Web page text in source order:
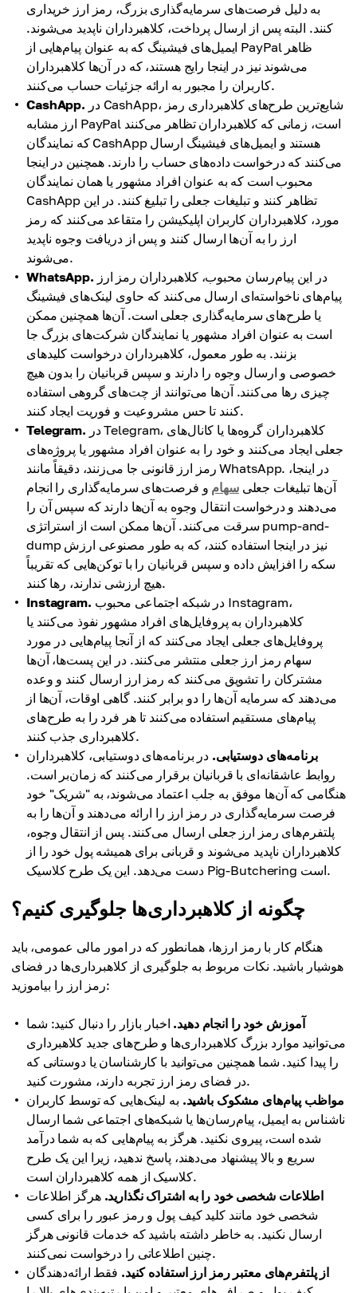
به دلیل فرصت‌های سرمایه‌گذاری بزرگ، رمز ارز خریداری
کنند. البته پس از ارسال پرداخت، کلاهبرداران ناپدید می‌شوند.
ایمیل‌های فیشینگ که به عنوان پیام‌هایی از PayPal ظاهر
می‌شوند نیز در اینجا رایج هستند، که در آن‌ها کلاهبرداران
کاربران را مجبور به ارائه جزئیات حساب می‌کنند.
CashApp.
ارز مشابه PayPal است، زمانی که کلاهبرداران تظاهر می‌کنند
که نمایندگان CashApp هستند و ایمیل‌های فیشینگ ارسال
می‌کنند که درخواست داده‌های حساب را دارند. همچنین در اینجا
محبوب است که به عنوان افراد مشهور یا همان نمایندگان
CashApp تظاهر کنند و تبلیغات جعلی را تبلیغ کنند. در این
مورد، کلاهبرداران کاربران اپلیکیشن را متقاعد می‌کنند که رمز
ارز را به آن‌ها ارسال کنند و پس از دریافت وجوه ناپدید
می‌شوند.
WhatsApp.
پیام‌های ناخواسته‌ای ارسال می‌کنند که حاوی لینک‌های فیشینگ
یا طرح‌های سرمایه‌گذاری جعلی است. آن‌ها همچنین ممکن
است به عنوان افراد مشهور یا نمایندگان شرکت‌های بزرگ جا
بزنند. به طور معمول، کلاهبرداران درخواست کلیدهای
خصوصی و ارسال وجوه را دارند و سپس قربانیان را بدون هیچ
چیزی رها می‌کنند. آن‌ها می‌توانند از چت‌های گروهی استفاده
کنند تا حس مشروعیت و فوریت ایجاد کنند.
Telegram.
جعلی ایجاد می‌کنند و خود را به عنوان افراد مشهور یا پروژه‌های
رمز ارز قانونی جا می‌زنند، دقیقاً مانند WhatsApp. در اینجا،
آن‌ها تبلیغات جعلیسهام و فرصت‌های سرمایه‌گذاری را انجام
می‌دهند و درخواست انتقال وجوه به آن‌ها دارند که سپس آن را
سرقت می‌کنند. آن‌ها ممکن است از استراتژی pump-and-
dump نیز در اینجا استفاده کنند، که به طور مصنوعی ارزش
سکه را افزایش داده و سپس قربانیان را با توکن‌هایی که تقریباً
هیچ ارزشی ندارند، رها کنند.
Instagram.
کلاهبرداران به پروفایل‌های افراد مشهور نفوذ می‌کنند یا
پروفایل‌های جعلی ایجاد می‌کنند که از آنجا پیام‌هایی در مورد
سهام رمز ارز جعلی منتشر می‌کنند. در این پست‌ها، آن‌ها
مشترکان را تشویق می‌کنند که رمز ارز ارسال کنند و وعده
می‌دهند که سرمایه آن‌ها را دو برابر کنند. گاهی اوقات، آن‌ها از
پیام‌های مستقیم استفاده می‌کنند تا هر فرد را به طرح‌های
کلاهبرداری جذب کنند.
برنامه‌های دوستیابی. در برنامه‌های دوستیابی، کلاهبرداران
روابط عاشقانه‌ای با قربانیان برقرار می‌کنند که زمان‌بر است.
هنگامی که آن‌ها موفق به جلب اعتماد می‌شوند، به "شریک" خود
فرصت سرمایه‌گذاری در رمز ارز را ارائه می‌دهند و آن‌ها را به
پلتفرم‌های رمز ارز جعلی ارسال می‌کنند. پس از انتقال وجوه،
کلاهبرداران ناپدید می‌شوند و قربانی برای همیشه پول خود را از
دست می‌دهد. این یک طرح کلاسیک Pig-Butchering است.
چگونه از کلاهبرداری‌ها جلوگیری کنیم؟
هنگام کار با رمز ارزها، همانطور که در امور مالی عمومی، باید
هوشیار باشید. نکات مربوط به جلوگیری از کلاهبرداری‌ها در فضای
رمز ارز را بیاموزید:
آموزش خود را انجام دهید. اخبار بازار را دنبال کنید: شما
می‌توانید موارد بزرگ کلاهبرداری‌ها و طرح‌های جدید کلاهبرداری
را پیدا کنید. شما همچنین می‌توانید با کارشناسان یا دوستانی که
در فضای رمز ارز تجربه دارند، مشورت کنید.
مواظب پیام‌های مشکوک باشید. به لینک‌هایی که توسط کاربران
ناشناس به ایمیل، پیام‌رسان‌ها یا شبکه‌های اجتماعی شما ارسال
شده است، پیروی نکنید. هرگز به پیام‌هایی که به شما درآمد
سریع و بالا پیشنهاد می‌دهند، پاسخ ندهید، زیرا این یک طرح
کلاسیک از همه کلاهبرداران است.
اطلاعات شخصی خود را به اشتراک نگذارید. هرگز اطلاعات
شخصی خود مانند کلید کیف پول و رمز عبور را برای کسی
ارسال نکنید. به خاطر داشته باشید که خدمات قانونی هرگز
چنین اطلاعاتی را درخواست نمی‌کنند.
از پلتفرم‌های معتبر رمز ارز استفاده کنید. فقط ارائه‌دهندگان